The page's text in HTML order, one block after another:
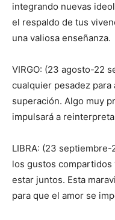
integrando nuevas
el respaldo de tus
una valiosa enseñanza.
VIRGO: (23 agosto-22
cualquier pesadez
superación. Algo muy
impulsará a
LIBRA: (23
los gustos
estar juntos. Esta
para que el amor se